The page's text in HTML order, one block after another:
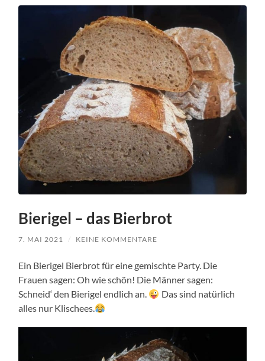
Bierigel – das Bierbrot
7. MAI 2021 / KEINE KOMMENTARE
Ein Bierigel Bierbrot für eine gemischte Party. Die
Frauen sagen: Oh wie schön! Die Männer sagen:
Schneid‘ den Bierigel endlich an.
Das sind natürlich
alles nur Klischees.